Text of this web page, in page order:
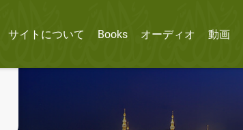
サイトについて Books オーディオ 動画